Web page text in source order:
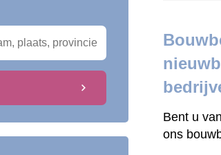
Bent u
ons